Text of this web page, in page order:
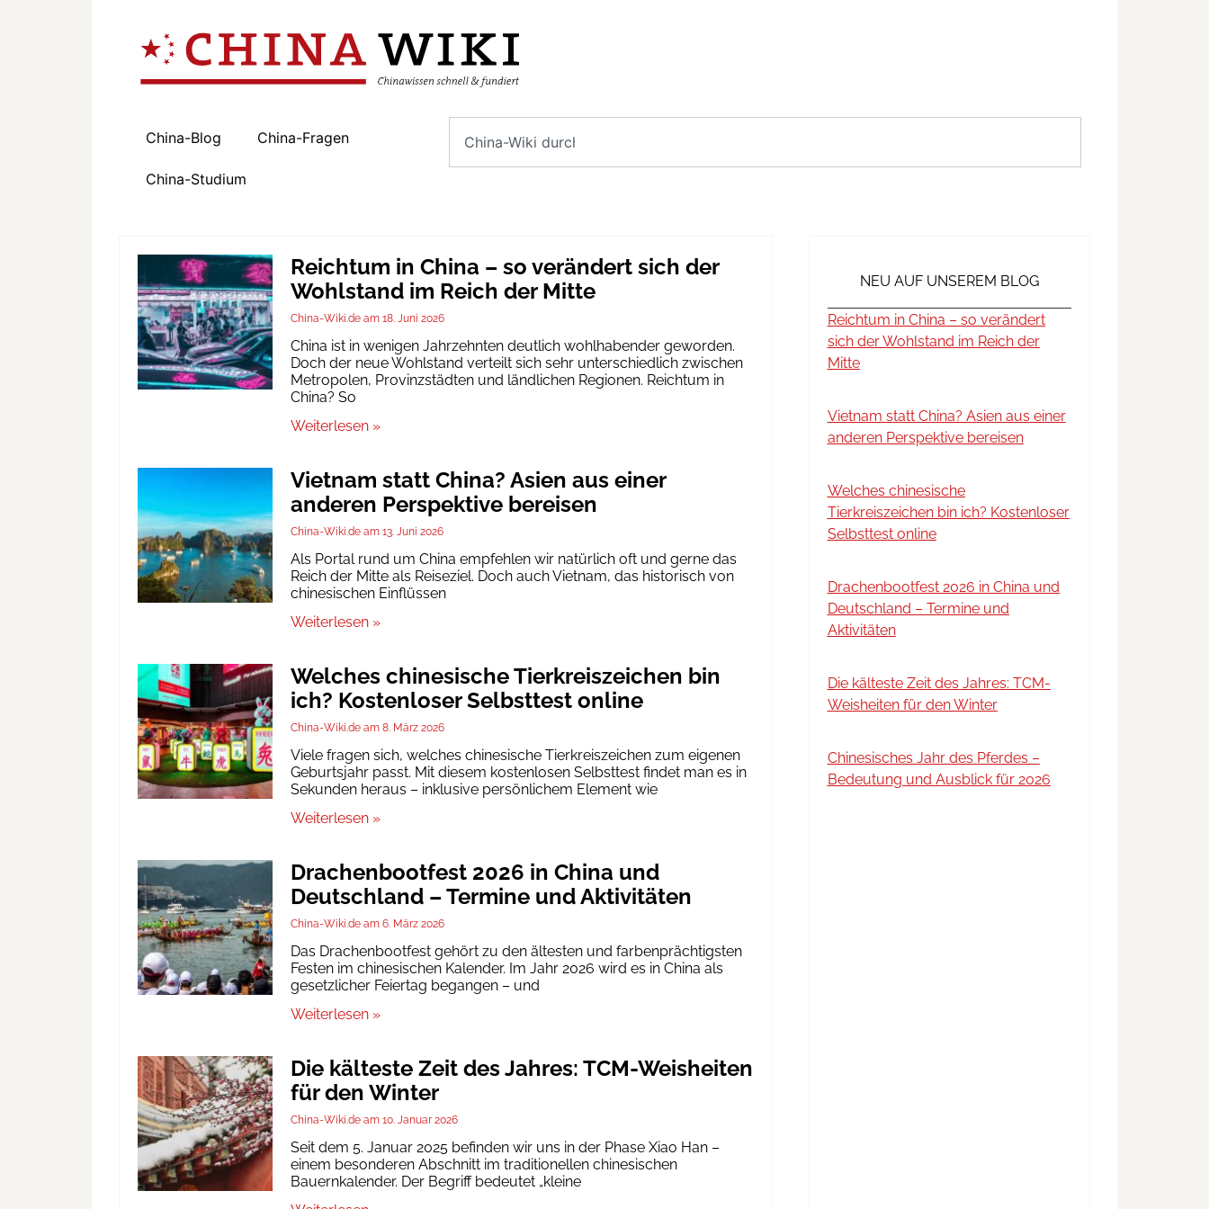
China-Blog China-Fragen
China-Studium
Reichtum in China – so verändert sich der
Wohlstand im Reich der Mitte
China-Wiki.de 18. Juni 2026
China ist in wenigen Jahrzehnten deutlich wohlhabender geworden.
Doch der neue Wohlstand verteilt sich sehr unterschiedlich zwischen
Metropolen, Provinzstädten und ländlichen Regionen. Reichtum in
China? So
Weiterlesen »
Vietnam statt China? Asien aus einer
anderen Perspektive bereisen
China-Wiki.de 13. Juni 2026
Als Portal rund um China empfehlen wir natürlich oft und gerne das
Reich der Mitte als Reiseziel. Doch auch Vietnam, das historisch von
chinesischen Einflüssen
Weiterlesen »
Welches chinesische Tierkreiszeichen bin
ich? Kostenloser Selbsttest online
China-Wiki.de 8. März 2026
Viele fragen sich, welches chinesische Tierkreiszeichen zum eigenen
Geburtsjahr passt. Mit diesem kostenlosen Selbsttest findet man es in
Sekunden heraus – inklusive persönlichem Element wie
Weiterlesen »
Drachenbootfest 2026 in China und
Deutschland – Termine und Aktivitäten
China-Wiki.de 6. März 2026
Das Drachenbootfest gehört zu den ältesten und farbenprächtigsten
Festen im chinesischen Kalender. Im Jahr 2026 wird es in China als
gesetzlicher Feiertag begangen – und
Weiterlesen »
Die kälteste Zeit des Jahres: TCM-Weisheiten
für den Winter
China-Wiki.de 10. Januar 2026
Seit dem 5. Januar 2025 befinden wir uns in der Phase Xiao Han –
einem besonderen Abschnitt im traditionellen chinesischen
Bauernkalender. Der Begriff bedeutet „kleine
NEU AUF UNSEREM BLOG
Reichtum in China – so verändert
sich der Wohlstand im Reich der
Mitte
Vietnam statt China? Asien aus einer
anderen Perspektive bereisen
Welches chinesische
Tierkreiszeichen bin ich? Kostenloser
Selbsttest online
Drachenbootfest 2026 in China und
Deutschland – Termine und
Aktivitäten
Die kälteste Zeit des Jahres: TCM-
Weisheiten für den Winter
Chinesisches Jahr des Pferdes –
Bedeutung und Ausblick für 2026